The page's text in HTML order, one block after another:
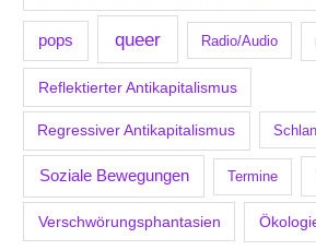
pops queer Radio/Audio
Reflektierter Antikapitalismus
Regressiver Antikapitalismus
Soziale Bewegungen Termine
Verschwörungsphantasien